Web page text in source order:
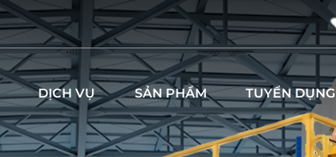
DỊCH VỤ SẢN PHẨM TUYỂN DỤNG